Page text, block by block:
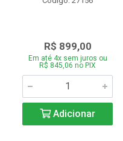
R$ 899,00
Em até 4x sem juros ou
R$ 845,06 no PIX
Adicionar